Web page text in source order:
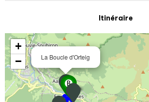
Itinéraire
La Boucle d'Orteig
+
−